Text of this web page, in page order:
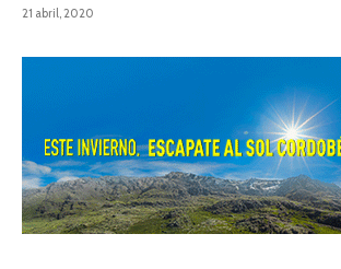
21 abril, 2020